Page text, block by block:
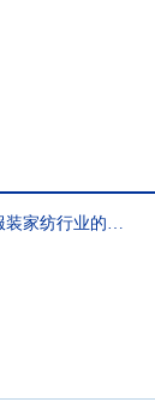
ESG织就温度，绿色焕新时尚：服装家纺行业的可持续进阶之路